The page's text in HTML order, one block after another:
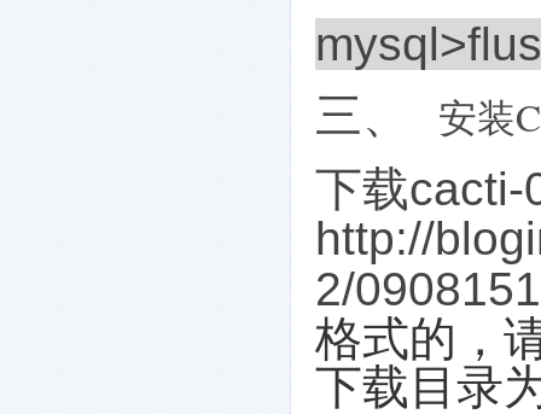
三、
安装
下载cacti-
http://
2/
格式的，
下载目录